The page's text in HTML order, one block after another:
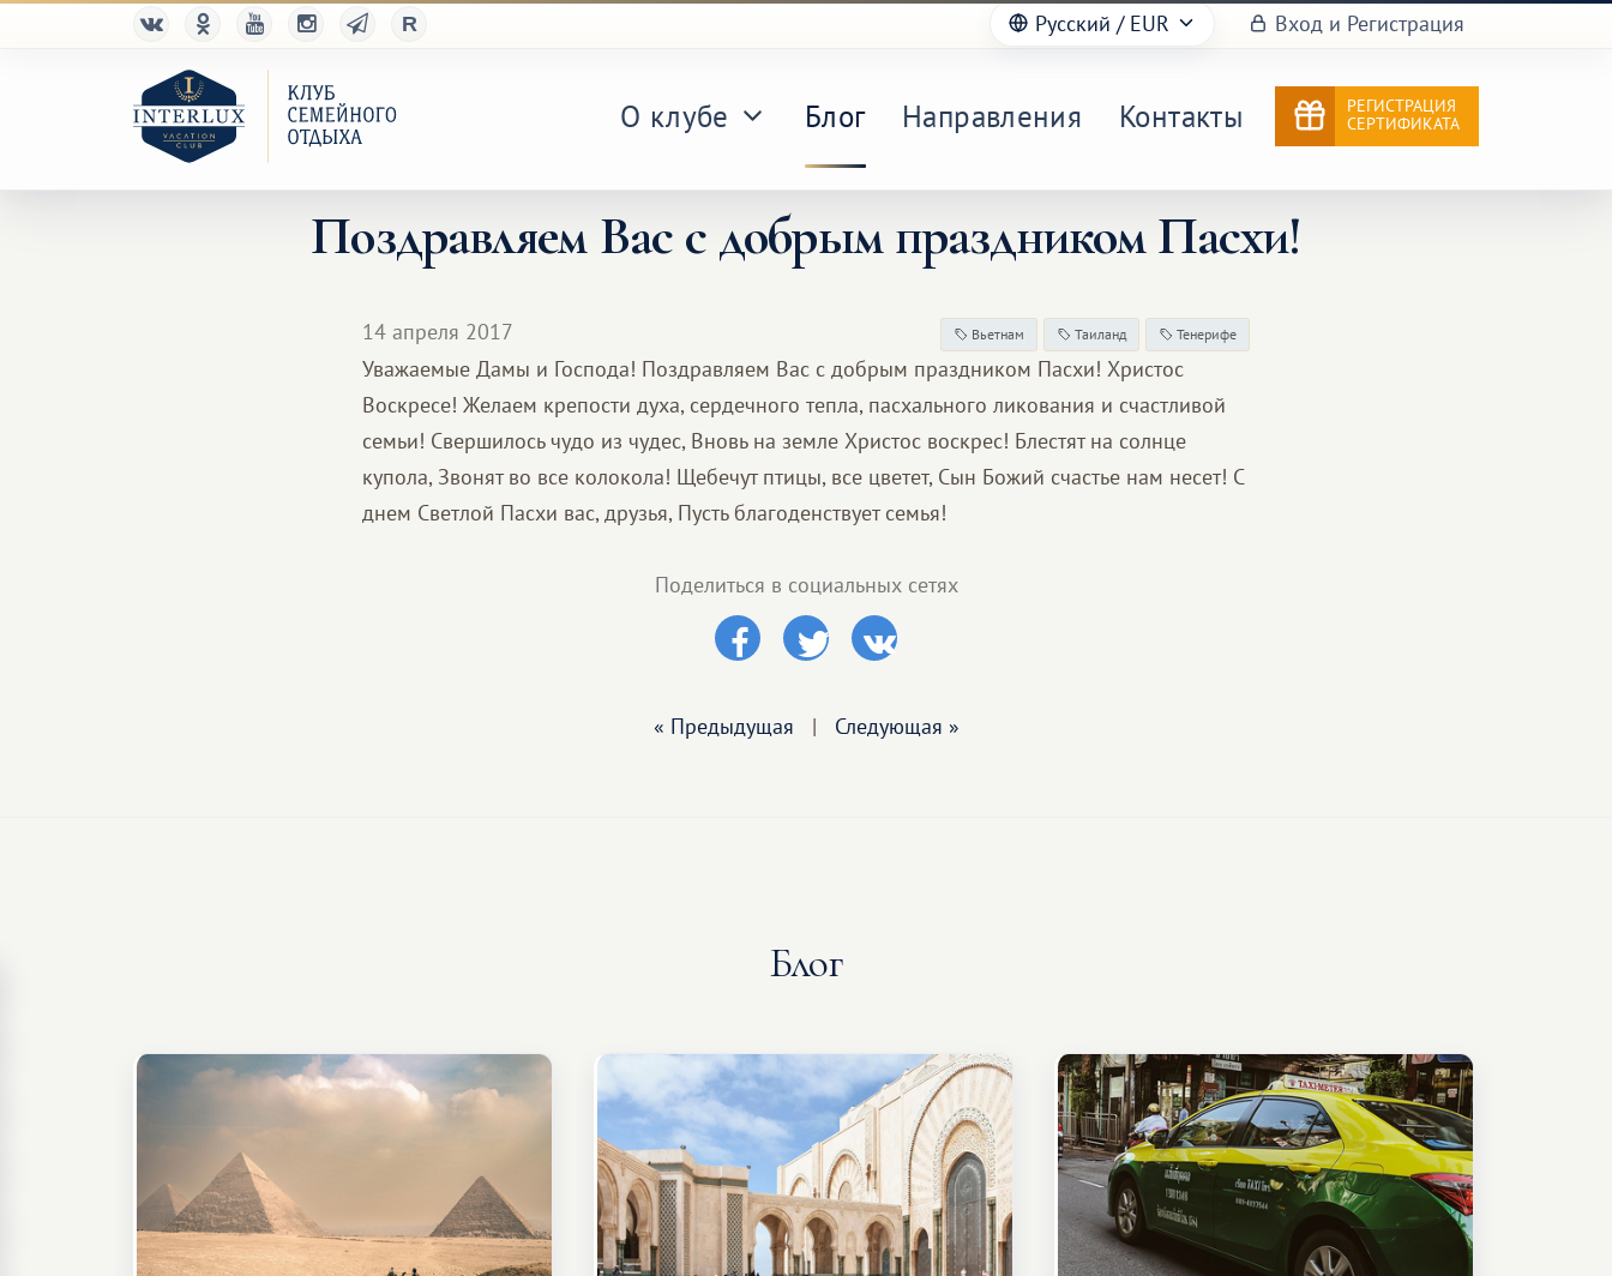
Русский / EUR Вход и Регистрация
О клубе Блог Направления Контакты
РЕГИСТРАЦИЯ
СЕРТИФИКАТА
Поздравляем Вас с добрым праздником Пасхи!
14 апреля 2017 Вьетнам Таиланд Тенерифе
Уважаемые Дамы и Господа! Поздравляем Вас с добрым праздником Пасхи! Христос
Воскресе! Желаем крепости духа, сердечного тепла, пасхального ликования и счастливой
семьи! Свершилось чудо из чудес, Вновь на земле Христос воскрес! Блестят на солнце
купола, Звонят во все колокола! Щебечут птицы, все цветет, Сын Божий счастье нам несет! С
днем Светлой Пасхи вас, друзья, Пусть благоденствует семья!
Поделиться в социальных сетях
« Предыдущая | Следующая »
Блог